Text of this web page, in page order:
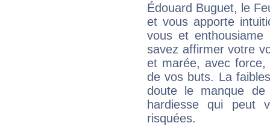
Édouard Buguet, le
et vous apporte
vous et
savez affirmer votre
et marée, avec
de vos buts. La
doute le manque
hardiesse qui peut
risquées.